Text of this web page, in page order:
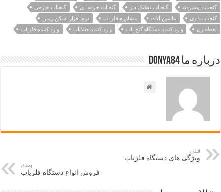
گنجیاب پیشرفته
گنجیاب تفکیک دار گنجیاب حرفه ای
گنجیاب خارجی
گنجیاب قوی
ماشین آلات مشاوره فلزیاب
نرم افزار اسکن زمین
نقطه زن
وارد کننده دستگاه گنج یاب وارد کننده طلایاب وارد کننده فلزیاب
درباره ما Donya84
قبلی
ویژگی های دستگاه فلزیاب
بعدی
فروش انواع دستگاه فلزیاب